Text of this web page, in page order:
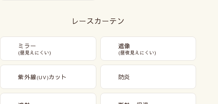
レースカーテン
ミラー
(昼見えにくい)
遮像
(昼夜見えにくい)
紫外線(UV)カット 防炎